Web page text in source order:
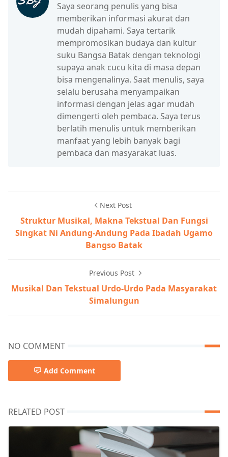
Saya seorang penulis yang bisa
memberikan informasi akurat dan
mudah dipahami. Saya tertarik
mempromosikan budaya dan kultur
suku Bangsa Batak dengan teknologi
supaya anak cucu kita di masa depan
bisa mengenalinya. Saat menulis, saya
selalu berusaha menyampaikan
informasi dengan jelas agar mudah
dimengerti oleh pembaca. Saya terus
berlatih menulis untuk memberikan
manfaat yang lebih banyak bagi
pembaca dan masyarakat luas.
Next Post
Struktur Musikal, Makna Tekstual Dan Fungsi
Singkat Ni Andung-Andung Pada Ibadah Ugamo
Bangso Batak
Previous Post
Musikal Dan Tekstual Urdo-Urdo Pada Masyarakat
Simalungun
NO COMMENT
Add Comment
RELATED POST